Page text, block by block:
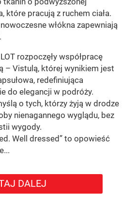
które pracują z ruchem ciała.
włókna zapewniają
rozpoczęły współpracę
– Vistulą, której wynikiem jest
redefiniująca
do elegancji w podróży.
o tych, którzy żyją w drodze
nienagannego wyglądu, bez
wygody.
Well dressed” to opowieść
DALEJ